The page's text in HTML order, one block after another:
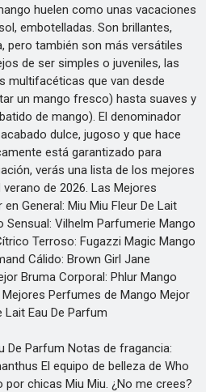
huelen como unas vacaciones
embotelladas. Son brillantes,
pero también son más versátiles
de ser simples o juveniles, las
multifacéticas que van desde
un mango fresco) hasta suaves y
de mango). El denominador
dulce, jugoso y que hace
está garantizado para
verás una lista de los mejores
de 2026. Las Mejores
General: Miu Miu Fleur De Lait
Sensual: Vilhelm Parfumerie Mango
Terroso: Fugazzi Magic Mango
Cálido: Brown Girl Jane
Bruma Corporal: Phlur Mango
Perfumes de Mango Mejor
Lait Eau De Parfum
Parfum Notas de fragancia:
El equipo de belleza de Who
chicas Miu Miu. ¿No me crees?